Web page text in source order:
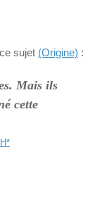
sujet (Origine) :
Mais ils
cette
*